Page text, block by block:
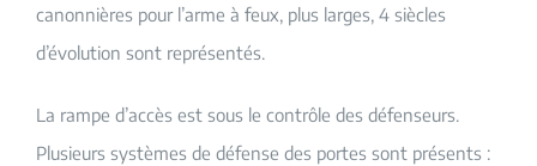
canonnières pour l’arme à feux, plus larges, 4 siècles
d’évolution sont représentés.
La rampe d’accès est sous le contrôle des défenseurs.
Plusieurs systèmes de défense des portes sont présents :